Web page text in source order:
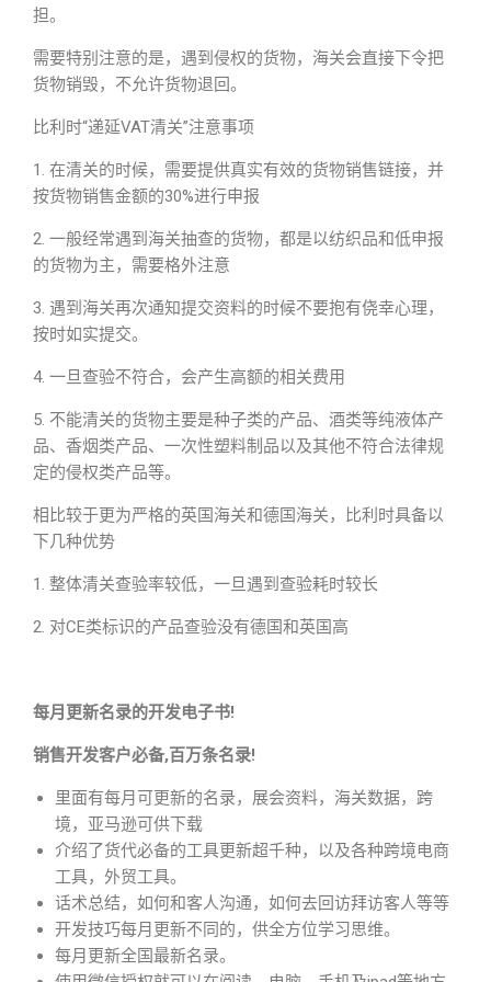
担。
需要特别注意的是，遇到侵权的货物，海关会直接下令把
货物销毁，不允许货物退回。
比利时“递延VAT清关”注意事项
1. 在清关的时候，需要提供真实有效的货物销售链接，并
按货物销售金额的30%进行申报
2. 一般经常遇到海关抽查的货物，都是以纺织品和低申报
的货物为主，需要格外注意
3. 遇到海关再次通知提交资料的时候不要抱有侥幸心理，
按时如实提交。
4. 一旦查验不符合，会产生高额的相关费用
5. 不能清关的货物主要是种子类的产品、酒类等纯液体产
品、香烟类产品、一次性塑料制品以及其他不符合法律规
定的侵权类产品等。
相比较于更为严格的英国海关和德国海关，比利时具备以
下几种优势
1. 整体清关查验率较低，一旦遇到查验耗时较长
2. 对CE类标识的产品查验没有德国和英国高
每月更新名录的开发电子书!
销售开发客户必备,百万条名录!
里面有每月可更新的名录，展会资料，海关数据，跨
境，亚马逊可供下载
介绍了货代必备的工具更新超千种，以及各种跨境电商
工具，外贸工具。
话术总结，如何和客人沟通，如何去回访拜访客人等等
开发技巧每月更新不同的，供全方位学习思维。
每月更新全国最新名录。